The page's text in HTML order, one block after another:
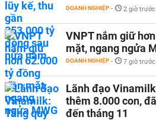
DOANH NGHIỆP - 2 giờ trước
VNPT nắm giữ
mặt, ngang ngửa
DOANH NGHIỆP - 7 giờ trước
Lãnh đạo
thêm 8.000 con,
đến tháng 11